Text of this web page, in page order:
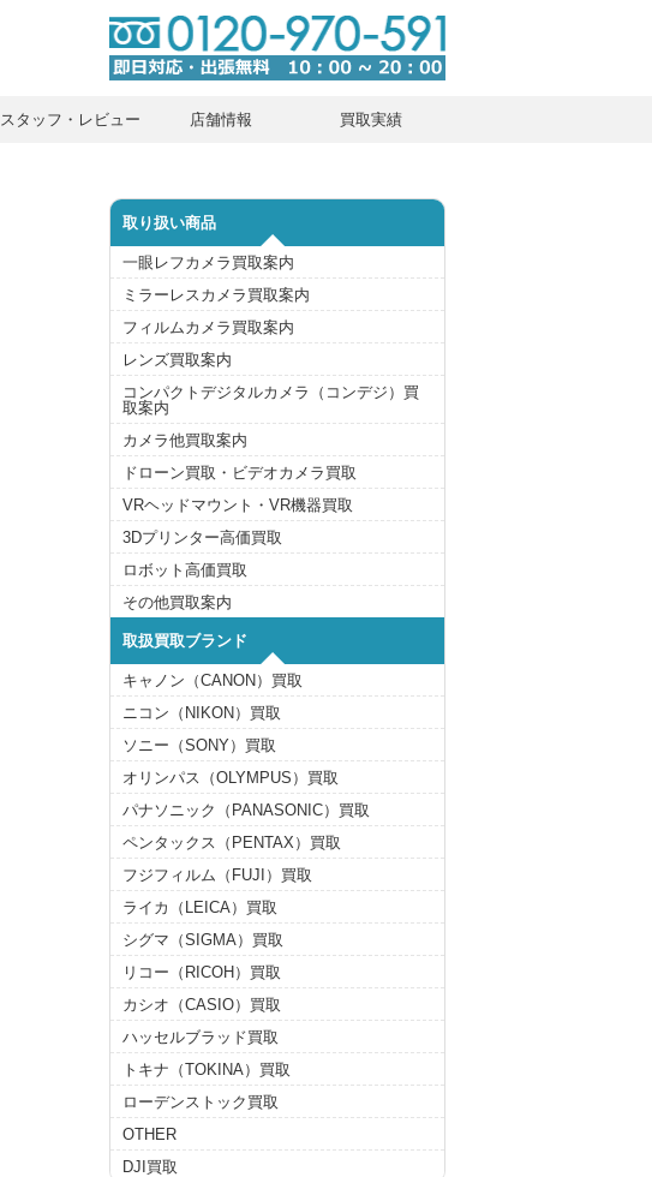
スタッフ・レビュー 店舗情報 買取実績
取り扱い商品
一眼レフカメラ買取案内
ミラーレスカメラ買取案内
フィルムカメラ買取案内
レンズ買取案内
コンパクトデジタルカメラ（コンデジ）買
取案内
カメラ他買取案内
ドローン買取・ビデオカメラ買取
VRヘッドマウント・VR機器買取
3Dプリンター高価買取
ロボット高価買取
その他買取案内
取扱買取ブランド
キャノン（CANON）買取
ニコン（NIKON）買取
ソニー（SONY）買取
オリンパス（OLYMPUS）買取
パナソニック（PANASONIC）買取
ペンタックス（PENTAX）買取
フジフィルム（FUJI）買取
ライカ（LEICA）買取
シグマ（SIGMA）買取
リコー（RICOH）買取
カシオ（CASIO）買取
ハッセルブラッド買取
トキナ（TOKINA）買取
ローデンストック買取
OTHER
DJI買取